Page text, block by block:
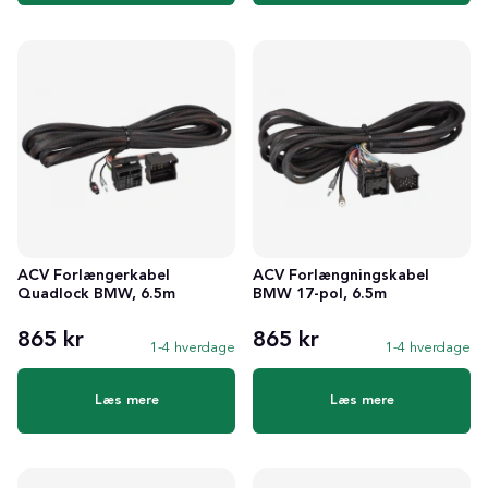
ACV Forlængerkabel
Quadlock BMW, 6.5m
865 kr 1-4 hverdage
Læs mere
ACV Forlængningskabel
BMW 17-pol, 6.5m
865 kr 1-4 hverdage
Læs mere